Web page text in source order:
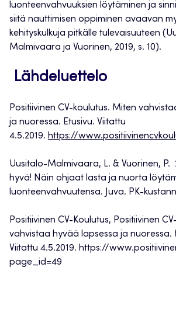
luonteenvahvuuksien löytäminen ja
siitä nauttimisen oppiminen avaavan
kehityskulkuja pitkälle tulevaisuuteen
Malmivaara ja Vuorinen, 2019, s. 10).
Lähdeluettelo
Positiivinen CV-koulutus. Miten
ja nuoressa. Etusivu. Viitattu
4.5.2019. https://
Uusitalo-Malmivaara, L. & Vuorinen, P.
hyvä! Näin ohjaat lasta ja nuorta
luonteenvahvuutensa.
Juva. PK-
Positiivinen CV-Koulutus, Positiivinen
vahvistaa hyvää lapsessa ja nuoressa.
Viitattu 4.5.2019. https://
page_id=49